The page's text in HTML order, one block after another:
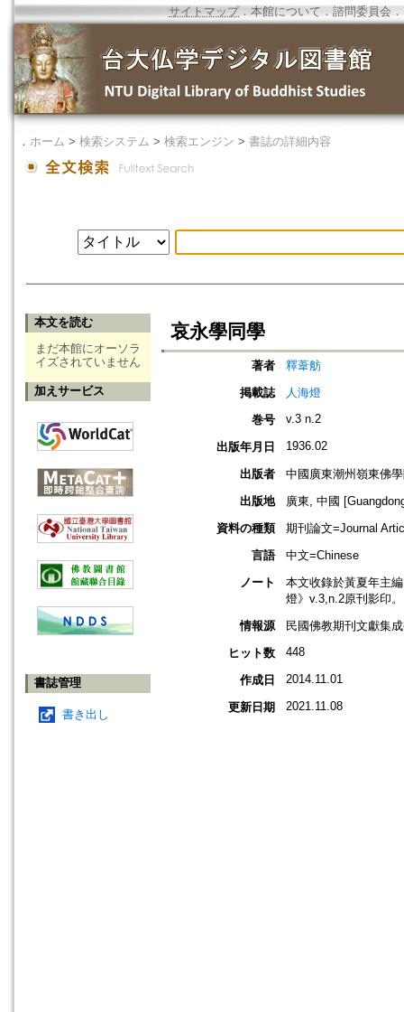
サイトマップ．本館について ． 諮問委員会 ．
． ホーム > 検索システム > 検索エンジン > 書誌の詳細内容
本文を読む
まだ本館にオーソラ
イズされていません
加えサービス
書誌管理
書き出し
哀永學同學
著者
釋葦舫
掲載誌
人海燈
巻号
v.3 n.2
出版年月日 1936.02
出版者
中國廣東潮州嶺東佛
出版地
廣東, 中國
資料の種類
期刊論文=Journal
言語
中文=Chinese
ノート
本文收錄於黃夏年主
燈》v.3,n.2原刊影印。
情報源
民國佛教期刊文獻集
ヒット数
448
作成日 2014.11.01
更新日期 2021.11.08